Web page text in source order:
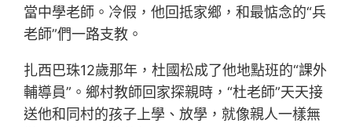
當中學老師。冷假，他回抵家鄉，和最惦念的“兵
老師”們一路支教。
扎西巴珠12歲那年，杜國松成了他地點班的“課外
輔導員”。鄉村教師回家探親時，“杜老師”天天接
送他和同村的孩子上學、放學，就像親人一樣無